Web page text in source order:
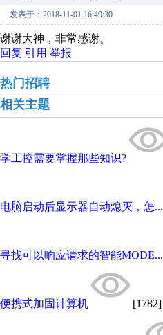
发表于：2018-11-01 16:49:30
谢谢大神，非常感谢。
回复 引用 举报
热门招聘
相关主题
学工控需要掌握那些知识?
电脑启动后显示器自动熄灭，怎...
寻找可以响应请求的智能MODE...
便携式加固计算机 [1782]